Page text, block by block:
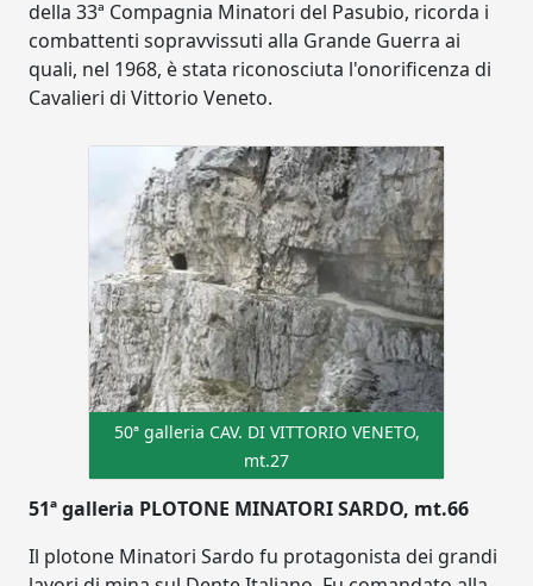
della 33ª Compagnia Minatori del Pasubio, ricorda i
combattenti sopravvissuti alla Grande Guerra ai
quali, nel 1968, è stata riconosciuta l'onorificenza di
Cavalieri di Vittorio Veneto.
50ª galleria CAV. DI VITTORIO VENETO,
mt.27
51ª galleria PLOTONE MINATORI SARDO, mt.66
Il plotone Minatori Sardo fu protagonista dei grandi